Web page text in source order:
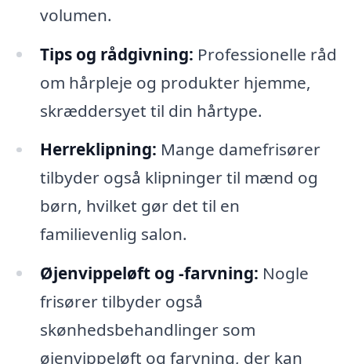
volumen.
Tips og rådgivning: Professionelle råd
om hårpleje og produkter hjemme,
skræddersyet til din hårtype.
Herreklipning: Mange damefrisører
tilbyder også klipninger til mænd og
børn, hvilket gør det til en
familievenlig salon.
Øjenvippeløft og -farvning: Nogle
frisører tilbyder også
skønhedsbehandlinger som
øjenvippeløft og farvning, der kan